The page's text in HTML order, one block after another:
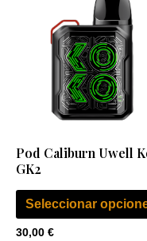
Pod Caliburn Uwell
GK2
Seleccionar
30,00 €